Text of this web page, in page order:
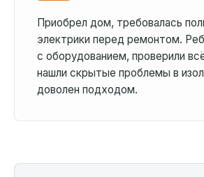
Приобрел дом, требовалась
электрики перед ремонтом.
с оборудованием, проверили
нашли скрытые проблемы в
доволен подходом.